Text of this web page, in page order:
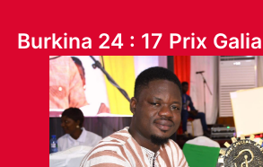
Burkina 24 : 17 Prix